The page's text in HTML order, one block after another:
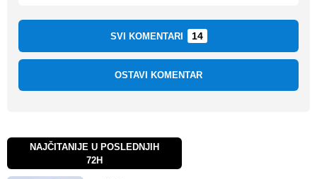
SVI KOMENTARI 14
OSTAVI KOMENTAR
NAJČITANIJE U POSLEDNJIH
72H